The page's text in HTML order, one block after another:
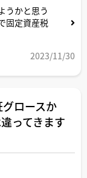
うかと思う
固定資産税
2023/11/30
ロースか
ってきます